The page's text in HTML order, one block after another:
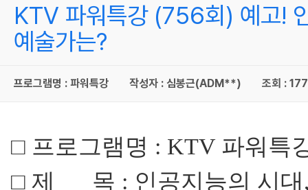
KTV 파워특강 (756회) 예고!
예술가는?
프로그램명 : 파워특강 작성자 : 심봉근(ADM**) 조회 : 177
□ 프로그램명 : KTV 파워특
□ 제 목 : 인공지능의 시